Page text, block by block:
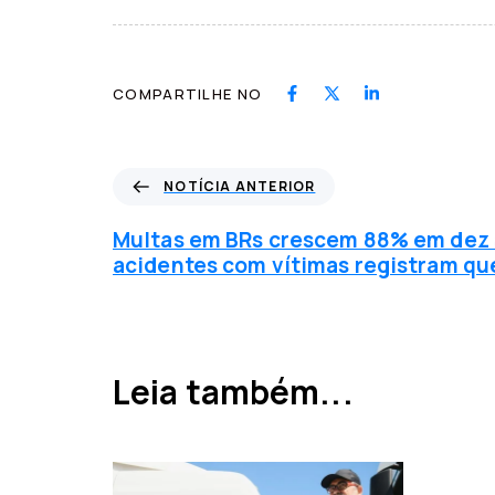
COMPARTILHE NO
t
í
c
n
t
r
NOTÍCIA ANTERIOR
Multas em BRs crescem 88% em
acidentes com vítimas registram
Leia também...